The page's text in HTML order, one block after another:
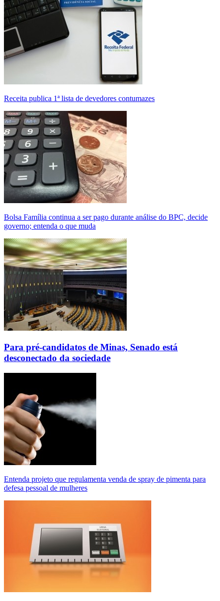
Receita publica 1ª lista de devedores contumazes
Bolsa Família continua a ser pago durante análise do BPC, decide
governo; entenda o que muda
Para pré-candidatos de Minas, Senado está
desconectado da sociedade
Entenda projeto que regulamenta venda de spray de pimenta para
defesa pessoal de mulheres